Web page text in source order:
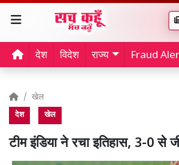
देश विदेश राज्य Fraud
खेल
देश खेल
टीम इंडिया ने रचा इतिहास, 3-0 से